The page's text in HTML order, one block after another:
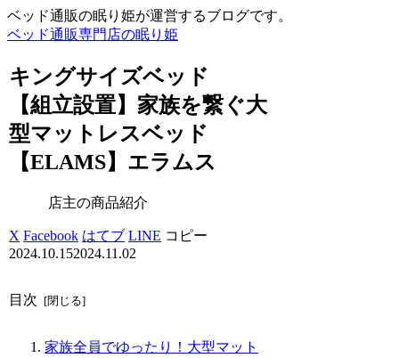
ベッド通販の眠り姫が運営するブログです。
ベッド通販専門店の眠り姫
キングサイズベッド
【組立設置】家族を繋ぐ大
型マットレスベッド
【ELAMS】エラムス
店主の商品紹介
X Facebook はてブ LINE コピー
2024.10.152024.11.02
目次
家族全員でゆったり！大型マット